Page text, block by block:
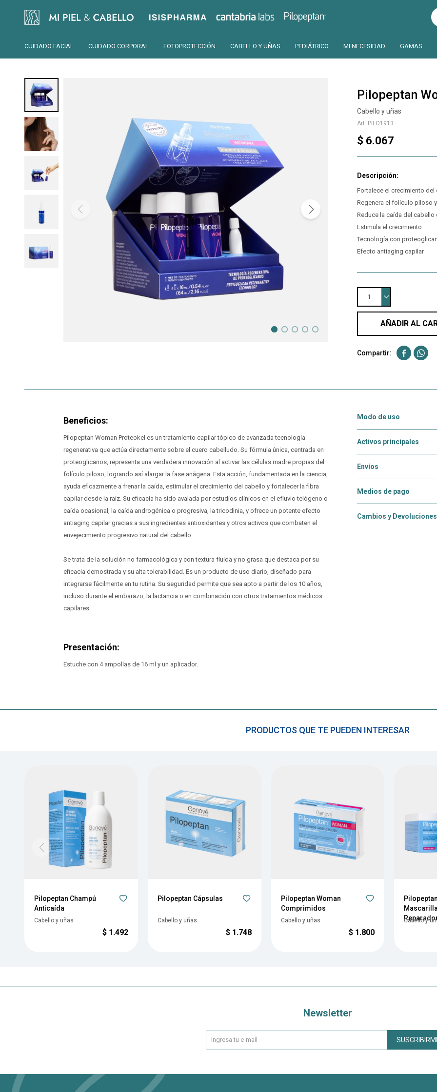
CUIDADO FACIAL CUIDADO CORPORAL FOTOPROTECCIÓN CABELLO Y UÑAS PEDIÁTRICO MI NECESIDAD GAMAS
Isispharma Cantabria Pilopeptan
Pilopeptan
Cabello y uñas
PILO1913
$ 6.067
Fortalece el crecimiento
Regenera el folículo piloso
Reduce la caída del
Estimula el crecimiento
Tecnología con
Efecto antiaging capilar
1
AÑADIR AL
 
Beneficios:
Pilopeptan Woman Proteokel es un tratamiento capilar tópico de avanzada tecnología
regenerativa que actúa directamente sobre el cuero cabelludo. Su fórmula única, centrada en
proteoglicanos, representa una verdadera innovación al activar las células madre propias del
folículo piloso, logrando así alargar la fase anágena. Esta acción, fundamentada en la ciencia,
ayuda eficazmente a frenar la caída, estimular el crecimiento del cabello y fortalecer la fibra
capilar desde la raíz. Su eficacia ha sido avalada por estudios clínicos en el efluvio telógeno o
caída ocasional, la caída androgénica o progresiva, la tricodinia, y ofrece un potente efecto
antiaging capilar gracias a sus ingredientes antioxidantes y otros activos que combaten el
envejecimiento progresivo natural del cabello.
Se trata de la solución no farmacológica y con textura fluida y no grasa que destaca por su
eficacia demostrada y su alta tolerabilidad. Es un producto de uso diario, diseñado para
integrarse fácilmente en tu rutina. Su seguridad permite que sea apto a partir de los 10 años,
incluso durante el embarazo, la lactancia o en combinación con otros tratamientos médicos
capilares.
Presentación:
Estuche con 4 ampollas de 16 ml y un aplicador.
Modo de uso
Activos principales
Envíos
Medios de pago
Cambios y Devoluciones
PRODUCTOS QUE TE PUEDEN INTERESAR
Pilopeptan Champú
Anticaída
Cabello y uñas
$ 1.492
Pilopeptan Cápsulas
Cabello y uñas
$ 1.748
Pilopeptan Woman
Comprimidos
Cabello y uñas
$ 1.800
Cabello y
Newsletter